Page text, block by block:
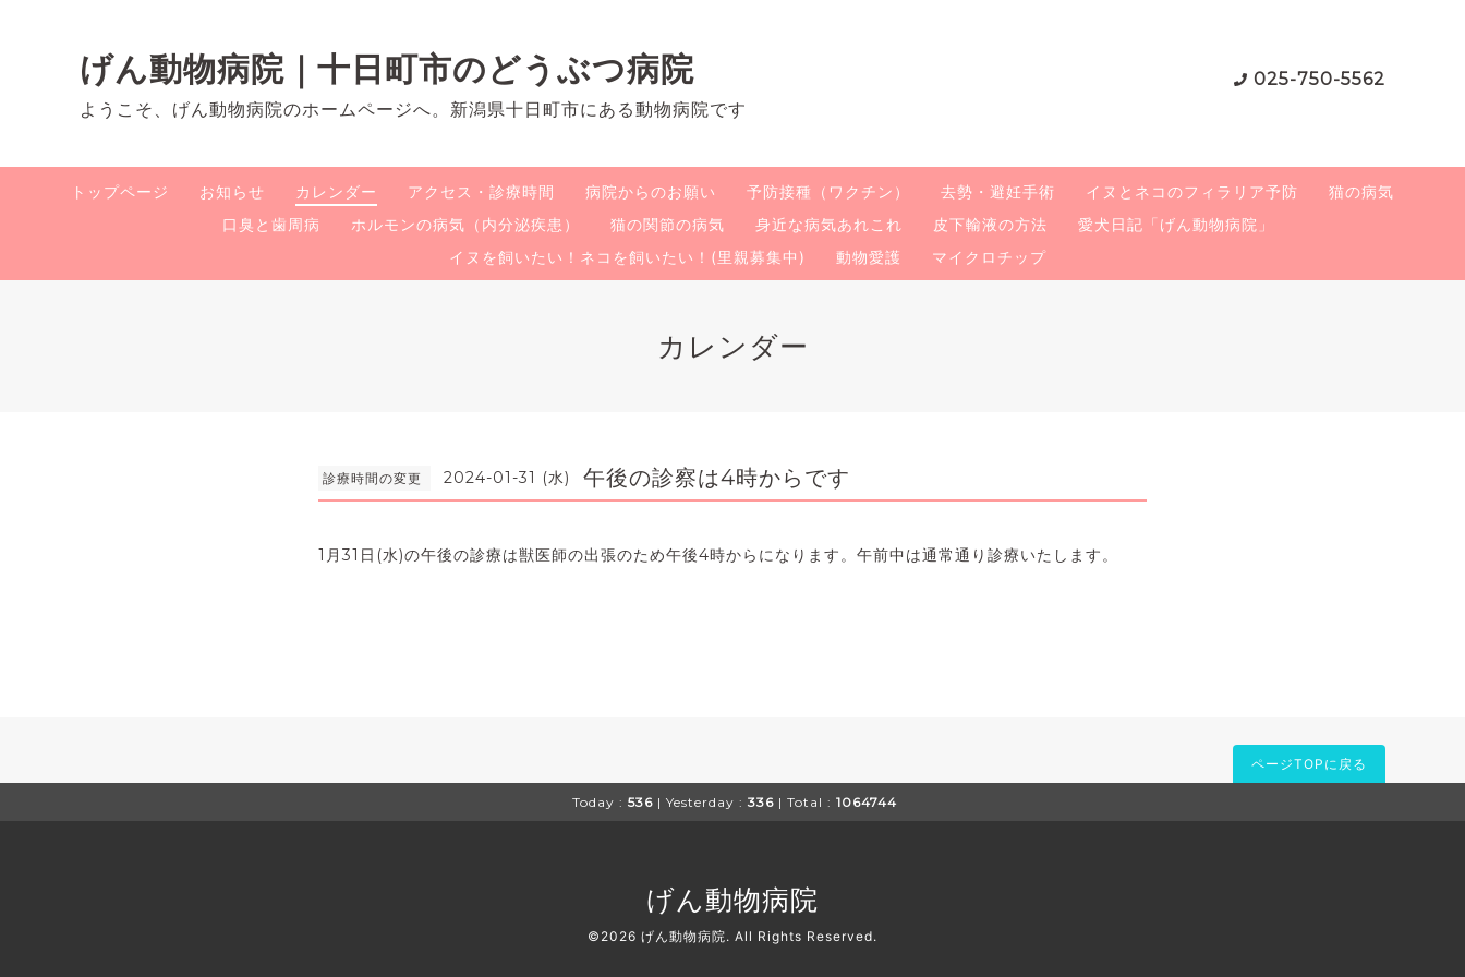
げん動物病院｜十日町市のどうぶつ病院
ようこそ、げん動物病院のホームページへ。新潟県十日町市にある動物病院です
025-750-5562
トップページ お知らせ カレンダー アクセス・診療時間 病院からのお願い 予防接種（ワクチン） 去勢・避妊手術 イヌとネコのフィラリア予防
猫の病気
口臭と歯周病
ホルモンの病気（内分泌疾患） 猫の関節の病気 身近な病気あれこれ 皮下輸液の方法
愛犬日記「げん動物病院」
イヌを飼いたい！ネコを飼いたい！(里親募集中)
動物愛護 マイクロチップ
カレンダー
診療時間の変更 2024-01-31 (水) 午後の診察は4時からです
1月31日(水)の午後の診療は獣医師の出張のため午後4時からになります。午前中は通常通り診療いたします。
ページTOPに戻る
Today : 536 | Yesterday : 336 | Total : 1064744
げん動物病院
©2026 げん動物病院. All Rights Reserved.